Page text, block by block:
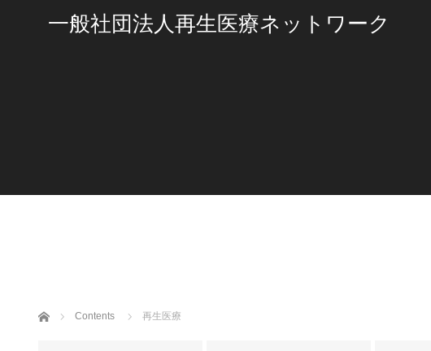
一般社団法人再生医療ネットワーク
ホーム Contents 再生医療